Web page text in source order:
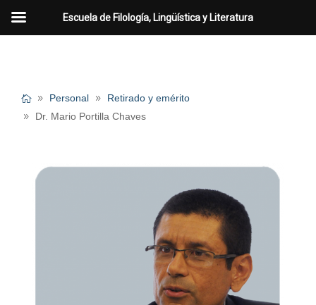
Personal
Retirado y emérito
Dr. Mario Portilla Chaves
Escuela de Filología, Lingüística y Literatura